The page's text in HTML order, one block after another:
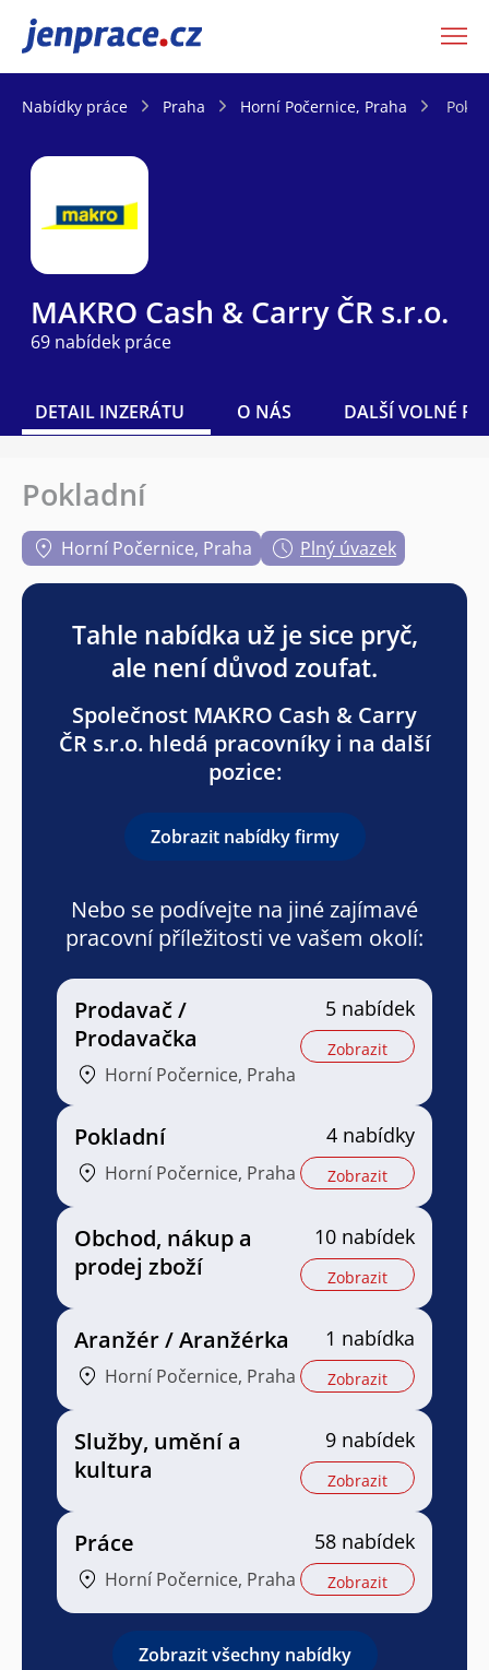
JenPráce.cz
Nabídky práce Praha Horní Počernice, Praha
MAKRO Cash & Carry ČR s.r.o.
69 nabídek práce
DETAIL INZERÁTU O NÁS DALŠÍ VOLNÉ
Pokladní
Horní Počernice, Praha Plný úvazek
Tahle nabídka už je sice pryč,
ale není důvod zoufat.
Společnost MAKRO Cash & Carry
ČR s.r.o. hledá pracovníky i na další
pozice:
Zobrazit nabídky firmy
Nebo se podívejte na jiné zajímavé
pracovní příležitosti ve vašem okolí:
Prodavač /
Prodavačka
Horní Počernice, Praha
5 nabídek
Zobrazit
Pokladní
Horní Počernice, Praha
4 nabídky
Zobrazit
Obchod, nákup a
prodej zboží
10 nabídek
Zobrazit
Aranžér / Aranžérka
Horní Počernice, Praha
1 nabídka
Zobrazit
Služby, umění a
kultura
9 nabídek
Zobrazit
Práce
Horní Počernice, Praha
58 nabídek
Zobrazit
Zobrazit všechny nabídky